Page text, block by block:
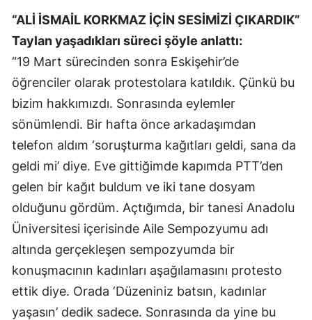
“ALİ İSMAİL KORKMAZ İÇİN SESİMİZİ ÇIKARDIK”
Taylan yaşadıkları süreci şöyle anlattı:
“19 Mart sürecinden sonra Eskişehir’de
öğrenciler olarak protestolara katıldık. Çünkü bu
bizim hakkımızdı. Sonrasında eylemler
sönümlendi. Bir hafta önce arkadaşımdan
telefon aldım ‘soruşturma kağıtları geldi, sana da
geldi mi’ diye. Eve gittiğimde kapımda PTT’den
gelen bir kağıt buldum ve iki tane dosyam
olduğunu gördüm. Açtığımda, bir tanesi Anadolu
Üniversitesi içerisinde Aile Sempozyumu adı
altında gerçekleşen sempozyumda bir
konuşmacının kadınları aşağılamasını protesto
ettik diye. Orada ‘Düzeniniz batsın, kadınlar
yaşasın’ dedik sadece. Sonrasında da yine bu